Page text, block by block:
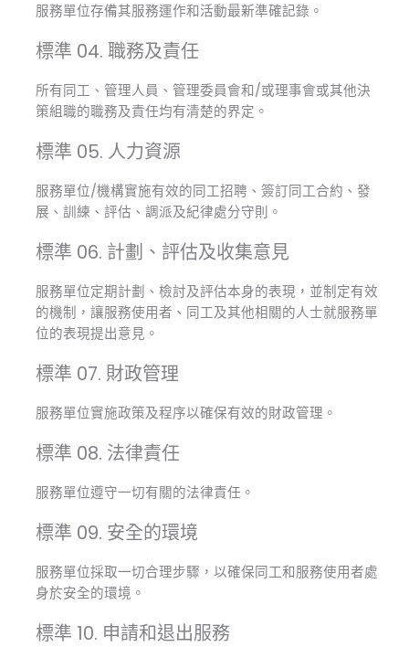
服務單位存備其服務運作和活動最新準確記錄。
標準 04. 職務及責任​
所有同工、管理人員、管理委員會和/或理事會或其他決
策組職的職務及責任均有清楚的界定。
標準 05. 人力資源​
服務單位∕機構實施有效的同工招聘、簽訂同工合約、發
展、訓練、評估、調派及紀律處分守則。
標準 06. 計劃、評估及收集意見
服務單位定期計劃、檢討及評估本身的表現，並制定有效
的機制，讓服務使用者、同工及其他相關的人士就服務單
位的表現提出意見。
標準 07. 財政管理
服務單位實施政策及程序以確保有效的財政管理。
標準 08. 法律責任
服務單位遵守一切有關的法律責任。
標準 09. 安全的環境
服務單位採取一切合理步驟，以確保同工和服務使用者處
身於安全的環境。
標準 10. 申請和退出服務